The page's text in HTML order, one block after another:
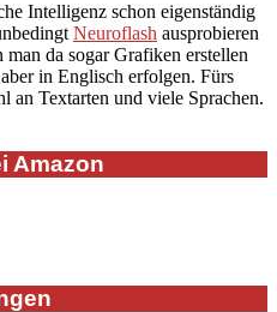
Intelligenz schon eigenständig
Neuroflash ausprobieren
da sogar Grafiken erstellen
in Englisch erfolgen. Fürs
an Textarten und viele Sprachen.
Amazon